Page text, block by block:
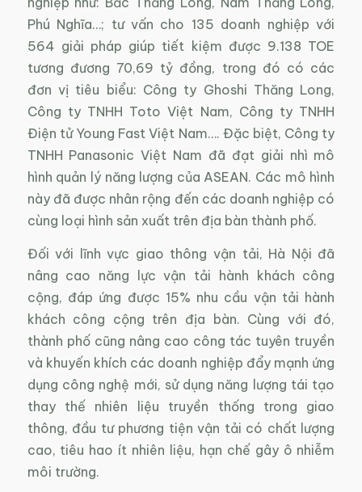
Phú Nghĩa…; tư vấn cho 135 doanh nghiệp với
564 giải pháp giúp tiết kiệm được 9.138 TOE
tương đương 70,69 tỷ đồng, trong đó có các
đơn vị tiêu biểu: Công ty Ghoshi Thăng Long,
Công ty TNHH Toto Việt Nam, Công ty TNHH
Điện tử Young Fast Việt Nam…. Đặc biệt, Công ty
TNHH Panasonic Việt Nam đã đạt giải nhì mô
hình quản lý năng lượng của ASEAN. Các mô hình
này đã được nhân rộng đến các doanh nghiệp có
cùng loại hình sản xuất trên địa bàn thành phố.
Đối với lĩnh vực giao thông vận tải, Hà Nội đã
nâng cao năng lực vận tải hành khách công
cộng, đáp ứng được 15% nhu cầu vận tải hành
khách công cộng trên địa bàn. Cùng với đó,
thành phố cũng nâng cao công tác tuyên truyền
và khuyến khích các doanh nghiệp đẩy mạnh ứng
dụng công nghệ mới, sử dụng năng lượng tái tạo
thay thế nhiên liệu truyền thống trong giao
thông, đầu tư phương tiện vận tải có chất lượng
cao, tiêu hao ít nhiên liệu, hạn chế gây ô nhiễm
môi trường.